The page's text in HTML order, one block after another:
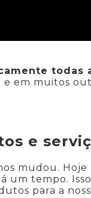
todas
em muitos
e
mudou.
um tempo.
para a